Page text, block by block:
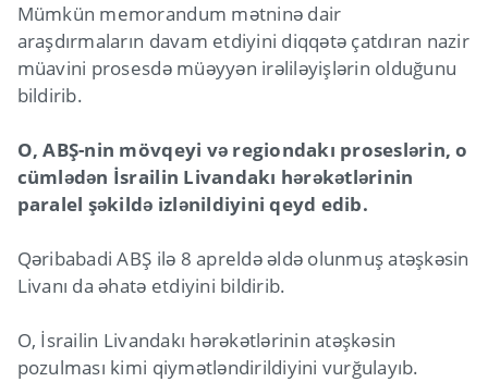
Mümkün memorandum mətninə dair
araşdırmaların davam etdiyini diqqətə çatdıran nazir
müavini prosesdə müəyyən irəliləyişlərin olduğunu
bildirib.
O, ABŞ-nin mövqeyi və regiondakı proseslərin, o
cümlədən İsrailin Livandakı hərəkətlərinin
paralel şəkildə izlənildiyini qeyd edib.
Qəribabadi ABŞ ilə 8 apreldə əldə olunmuş atəşkəsin
Livanı da əhatə etdiyini bildirib.
O, İsrailin Livandakı hərəkətlərinin atəşkəsin
pozulması kimi qiymətləndirildiyini vurğulayıb.